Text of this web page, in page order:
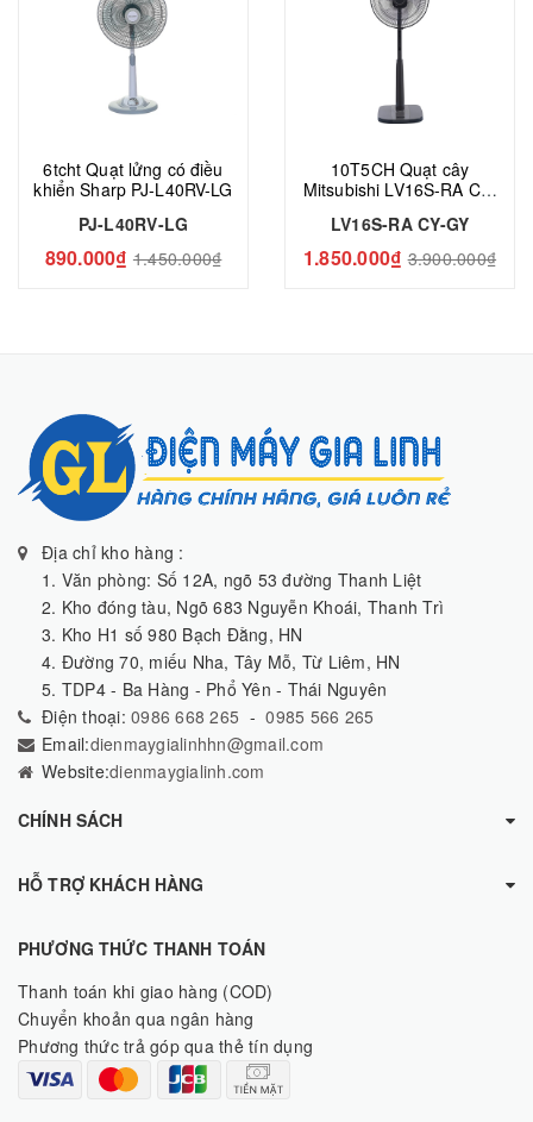
6tcht Quạt lửng có điều
khiển Sharp PJ-L40RV-LG
PJ-L40RV-LG
890.000₫ 1.450.000₫
10T5CH Quạt cây
Mitsubishi LV16S-RA CY-
LV16S-RA CY-GY
1.850.000₫ 3.900.000₫
Địa chỉ kho hàng :
1. Văn phòng: Số 12A, ngõ 53 đường Thanh Liệt
2. Kho đóng tàu, Ngõ 683 Nguyễn Khoái, Thanh Trì
3. Kho H1 số 980 Bạch Đằng, HN
4. Đường 70, miếu Nha, Tây Mỗ, Từ Liêm, HN
5. TDP4 - Ba Hàng - Phổ Yên - Thái Nguyên
Điện thoại: 0986 668 265 -0985 566 265
Email:dienmaygialinhhn@gmail.com
Website:dienmaygialinh.com
CHÍNH SÁCH
HỖ TRỢ KHÁCH HÀNG
PHƯƠNG THỨC THANH TOÁN
Thanh toán khi giao hàng (COD)
Chuyển khoản qua ngân hàng
Phương thức trả góp qua thẻ tín dụng